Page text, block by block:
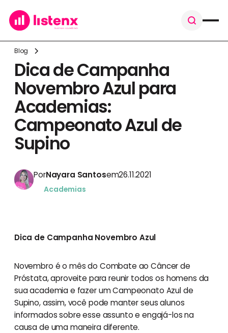
Blog
Dica de Campanha
Novembro Azul para
Academias:
Campeonato Azul de
Supino
PorNayara Santosem26.11.2021
Academias
Dica de Campanha Novembro Azul
Novembro é o mês do Combate ao Câncer de
Próstata, aproveite para reunir todos os homens da
sua academia e fazer um Campeonato Azul de
Supino, assim, você pode manter seus alunos
informados sobre esse assunto e engajá-los na
causa de uma maneira diferente.